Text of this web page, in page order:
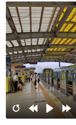
RestartRewind
Play